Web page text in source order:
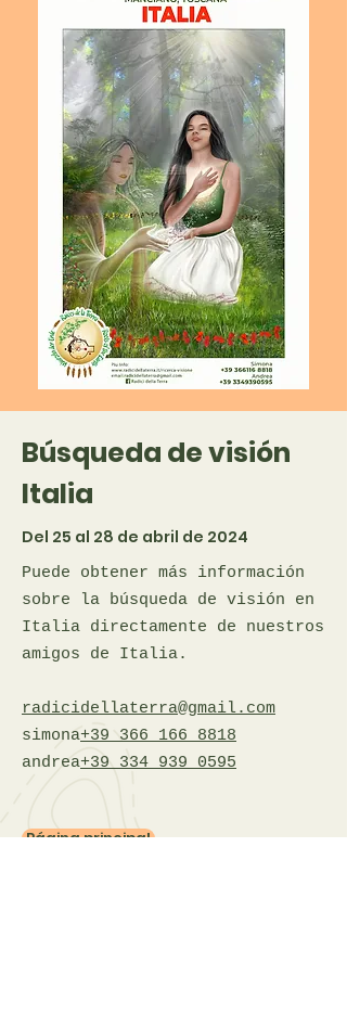
Búsqueda de visión
Italia
Del 25 al 28 de abril de 2024
Puede obtener más información
sobre la búsqueda de visión en
Italia directamente de nuestros
amigos de Italia.
radicidellaterra@gmail.com
simona+39 366 166 8818
andrea+39 334 939 0595
Página principal